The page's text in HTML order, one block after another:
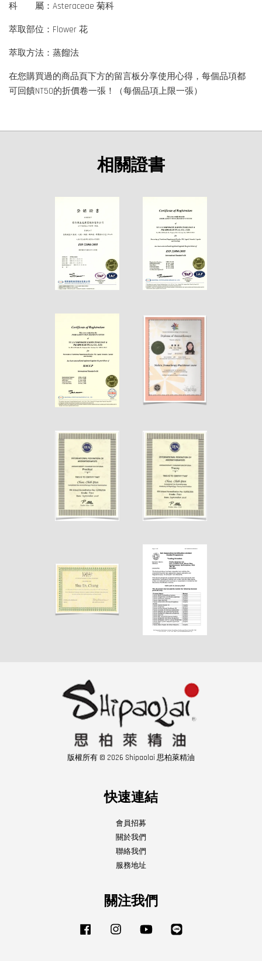
科 屬：Asteraceae 菊科
萃取部位：Flower 花
萃取方法：蒸餾法
在您購買過的商品頁下方的留言板分享使用心得，每個品項都
可回饋NT50的折價卷一張！（每個品項上限一張）
相關證書
版權所有 © 2026 Shipaolai 思柏萊精油
快速連結
會員招募
關於我們
聯絡我們
服務地址
關注我們
Facebook Instagram YouTube